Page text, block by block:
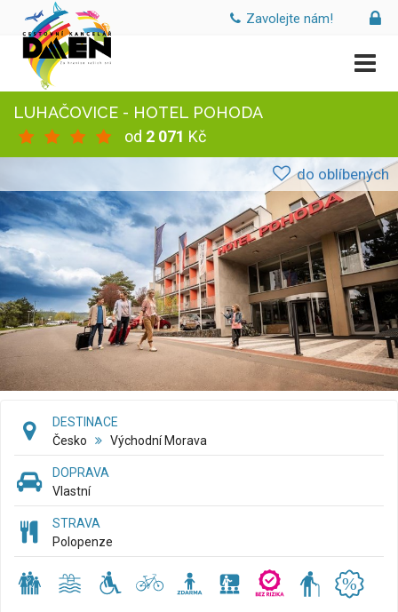
Zavolejte nám!
LUHAČOVICE - HOTEL POHODA
od 2 071 Kč
do oblíbených
DESTINACE
Česko
Východní Morava
DOPRAVA
Vlastní
STRAVA
Polopenze